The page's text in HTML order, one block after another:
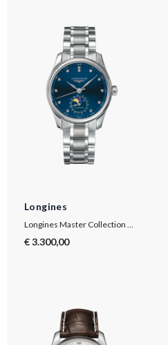
Longines
€ 3.300,00